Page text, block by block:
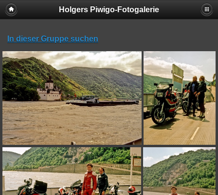
Holgers Piwigo-Fotogalerie
In dieser Gruppe suchen